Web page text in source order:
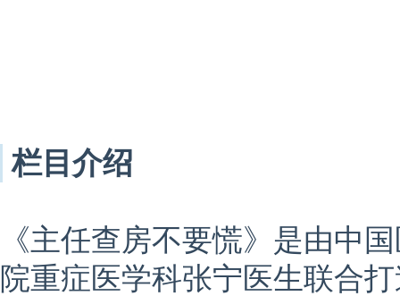
栏目介绍
《主任查房不要慌》是由中
院重症医学科张宁医生联合